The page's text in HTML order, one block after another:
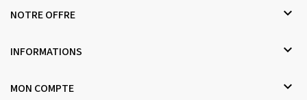
NOTRE OFFRE 
INFORMATIONS 
MON COMPTE 